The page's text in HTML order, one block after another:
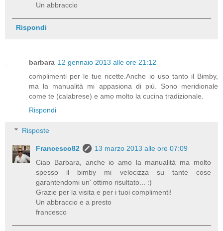
Un abbraccio
Rispondi
barbara 12 gennaio 2013 alle ore 21:12
complimenti per le tue ricette.Anche io uso tanto il Bimby,
ma la manualità mi appasiona di più. Sono meridionale
come te (calabrese) e amo molto la cucina tradizionale.
Rispondi
Risposte
Francesco82
13 marzo 2013 alle ore 07:09
Ciao Barbara, anche io amo la manualità ma molto
spesso il bimby mi velocizza su tante cose
garantendomi un' ottimo risultato... :)
Grazie per la visita e per i tuoi complimenti!
Un abbraccio e a presto
francesco